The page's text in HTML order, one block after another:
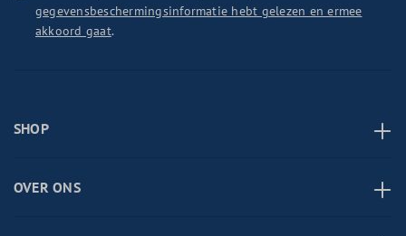
gegevensbeschermingsinformatie hebt gelezen en ermee
akkoord gaat.
SHOP
OVER ONS